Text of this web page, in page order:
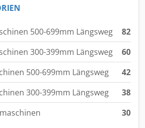
500-699mm Längsweg
82
300-399mm Längsweg
60
500-699mm Längsweg
42
300-399mm Längsweg
38
30